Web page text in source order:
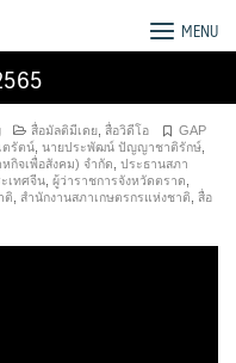
MENU
สื่อมัลติมีเดย สื่อวิดีโอ
GAP
ตรัตน์ นายประพัฒน์ ปัญญาชาติรักษ์
กิจเพื่อสังคม) จำกัด ประธานสภา
เทศจีน ผู้ว่าราชการจังหวัดตราด
ติ สำนักงานสภาเกษตรกรแห่งชาติ สื่อ